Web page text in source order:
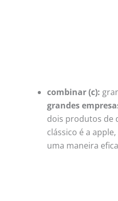
combinar (c):
grandes
dois produtos de
clássico é a
uma maneira